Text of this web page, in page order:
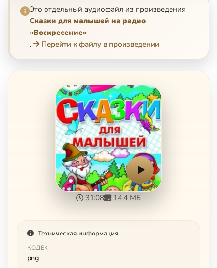
Это отдельный аудиофайл из произведения
Сказки для малышей на радио
«Воскресение»
.
Перейти к файлу в произведении
31:08 14.4 МБ
Техническая информация
КОДЕК
png